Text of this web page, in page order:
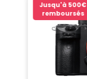
Jusqu'à 500€
remboursés